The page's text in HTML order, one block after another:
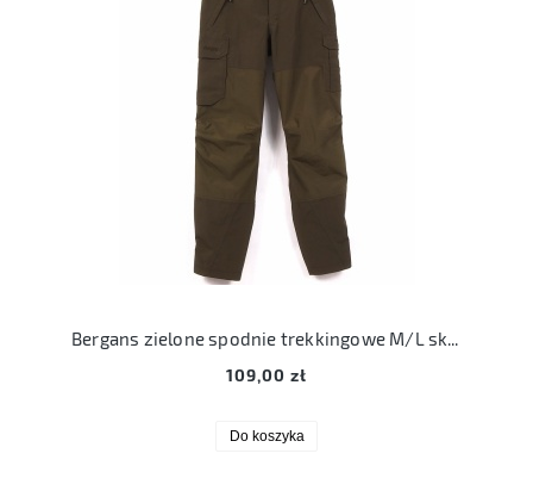
109,00 zł
Do koszyka